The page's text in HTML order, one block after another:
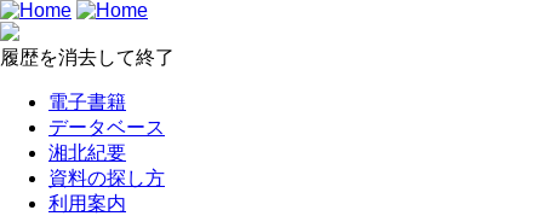
履歴を消去して終了
電子書籍
データベース
湘北紀要
資料の探し方
利用案内